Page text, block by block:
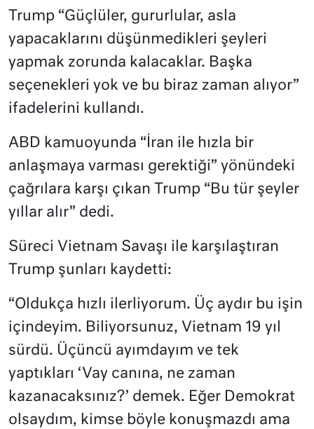
Trump “Güçlüler, gururlular, asla
yapacaklarını düşünmedikleri şeyleri
yapmak zorunda kalacaklar. Başka
seçenekleri yok ve bu biraz zaman alıyor”
ifadelerini kullandı.
ABD kamuoyunda “İran ile hızla bir
anlaşmaya varması gerektiği” yönündeki
çağrılara karşı çıkan Trump “Bu tür şeyler
yıllar alır” dedi.
Süreci Vietnam Savaşı ile karşılaştıran
Trump şunları kaydetti:
“Oldukça hızlı ilerliyorum. Üç aydır bu işin
içindeyim. Biliyorsunuz, Vietnam 19 yıl
sürdü. Üçüncü ayımdayım ve tek
yaptıkları ‘Vay canına, ne zaman
kazanacaksınız?’ demek. Eğer Demokrat
olsaydım, kimse böyle konuşmazdı ama